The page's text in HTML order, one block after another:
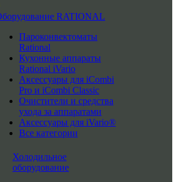
RATIONAL
Пароконвектоматы
Rational
Кухонные аппараты
Rational iVario
Аксессуары для iCombi
Pro и iCombi Classic
Очистители и средства
ухода за аппаратами
Аксессуары для iVario®
Все категории
Холодильное
оборудование